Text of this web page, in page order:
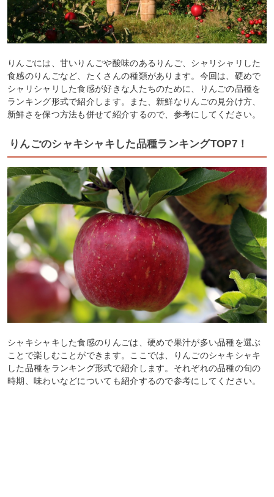
りんごには、甘いりんごや酸味のあるりんご、シャリシャリした
食感のりんごなど、たくさんの種類があります。今回は、硬めで
シャリシャリした食感が好きな人たちのために、りんごの品種を
ランキング形式で紹介します。また、新鮮なりんごの見分け方、
新鮮さを保つ方法も併せて紹介するので、参考にしてください。
りんごのシャキシャキした品種ランキングTOP7！
シャキシャキした食感のりんごは、硬めで果汁が多い品種を選ぶ
ことで楽しむことができます。ここでは、りんごのシャキシャキ
した品種をランキング形式で紹介します。それぞれの品種の旬の
時期、味わいなどについても紹介するので参考にしてください。